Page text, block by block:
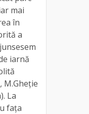
mai
în
a
iarnă
M.Gheție
La
fața